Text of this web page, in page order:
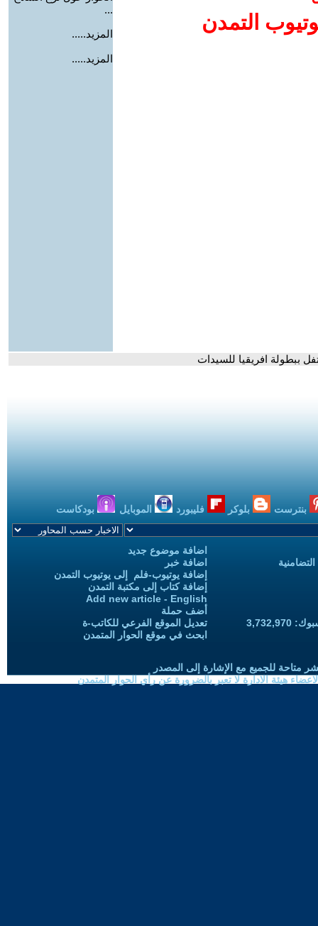
التمدن
...
المزيد.....
المزيد.....
ببطولة افريقيا للسيدات
بنترست بلوكر فليبورد الموبايل بودكاست
اضافة موضوع جديد
اضافة خبر
إضافة يوتيوب-فلم إلى يوتيوب التمدن
إضافة كتاب إلى مكتبة التمدن
Add new article - English
أضف حملة
تعديل الموقع الفرعي للكاتب-ة
ابحث في موقع الحوار المتمدن
متاحة للجميع مع الإشارة إلى المصدر
هيئة الادارة لا تعبر بالضرورة عن رأي الحوار المتمدن